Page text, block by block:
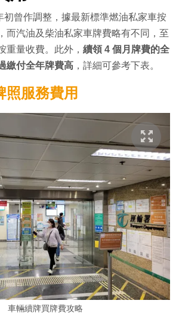
初曾作調整，據最新標準燃油私家車按
而汽油及柴油私家車牌費略有不同，至
重量收費。此外， 續領 4 個月牌費的全
繳付全年牌費高 ，詳細可參考下表。
照服務費用
車輛續牌買牌費攻略